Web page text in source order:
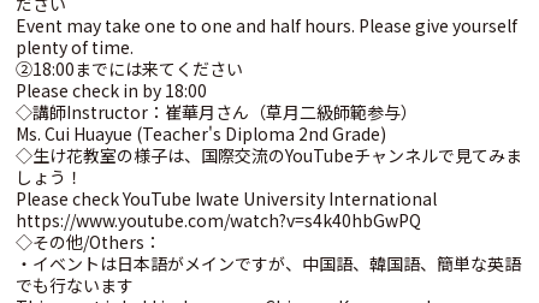
Event may take one to one and half hours. Please give yourself
plenty of time.
②18:00までには来てください
Please check in by 18:00
◇講師Instructor：崔華月さん（草月二級師範参与）
Ms. Cui Huayue (Teacher's Diploma 2nd Grade)
◇生け花教室の様子は、国際交流のYouTubeチャンネルで見てみま
しょう！
Please check YouTube Iwate University International
https://www.youtube.com/watch?v=s4k40hbGwPQ
◇その他/Others：
・イベントは日本語がメインですが、中国語、韓国語、簡単な英語
でも行ないます